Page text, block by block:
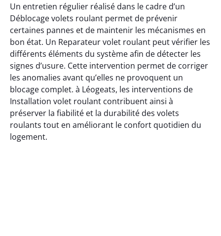
Un entretien régulier réalisé dans le cadre d’un
Déblocage volets roulant permet de prévenir
certaines pannes et de maintenir les mécanismes en
bon état. Un Reparateur volet roulant peut vérifier les
différents éléments du système afin de détecter les
signes d’usure. Cette intervention permet de corriger
les anomalies avant qu’elles ne provoquent un
blocage complet. à Léogeats, les interventions de
Installation volet roulant contribuent ainsi à
préserver la fiabilité et la durabilité des volets
roulants tout en améliorant le confort quotidien du
logement.